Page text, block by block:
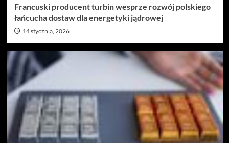
Francuski producent turbin wesprze rozwój polskiego
łańcucha dostaw dla energetyki jądrowej
14 stycznia, 2026